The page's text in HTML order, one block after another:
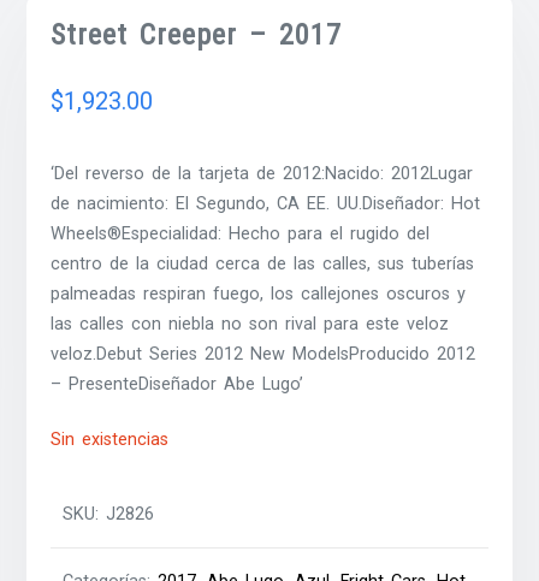
Street Creeper – 2017
$1,923.00
‘Del reverso de la tarjeta de 2012:Nacido: 2012Lugar
de nacimiento: El Segundo, CA EE. UU.Diseñador: Hot
Wheels®Especialidad: Hecho para el rugido del
centro de la ciudad cerca de las calles, sus tuberías
palmeadas respiran fuego, los callejones oscuros y
las calles con niebla no son rival para este veloz
veloz.Debut Series 2012 New ModelsProducido 2012
– PresenteDiseñador Abe Lugo’
Sin existencias
SKU:J2826